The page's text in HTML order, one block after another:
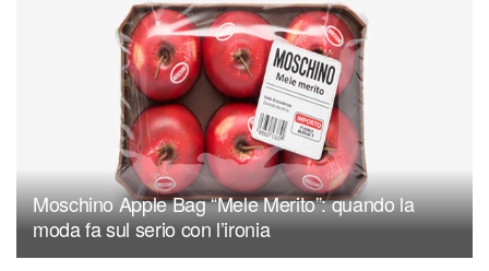
Moschino Apple Bag “Mele Merito”: quando la
moda fa sul serio con l’ironia